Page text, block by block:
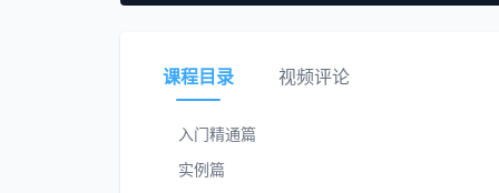
课程目录 视频评论
入门精通篇
实例篇